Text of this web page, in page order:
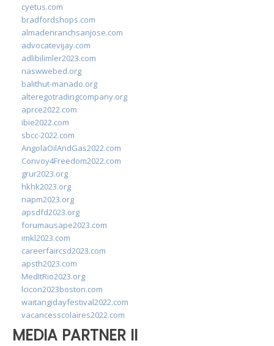
cyetus.com
bradfordshops.com
almadenranchsanjose.com
advocatevijay.com
adlibilimler2023.com
naswwebed.org
balithut-manado.org
alteregotradingcompany.org
aprce2022.com
ibie2022.com
sbcc-2022.com
AngolaOilAndGas2022.com
Convoy4Freedom2022.com
grur2023.org
hkhk2023.org
napm2023.org
apsdfd2023.org
forumausape2023.com
imkl2023.com
careerfaircsd2023.com
apsth2023.com
MedItRio2023.org
lcicon2023boston.com
waitangidayfestival2022.com
vacancesscolaires2022.com
MEDIA PARTNER II